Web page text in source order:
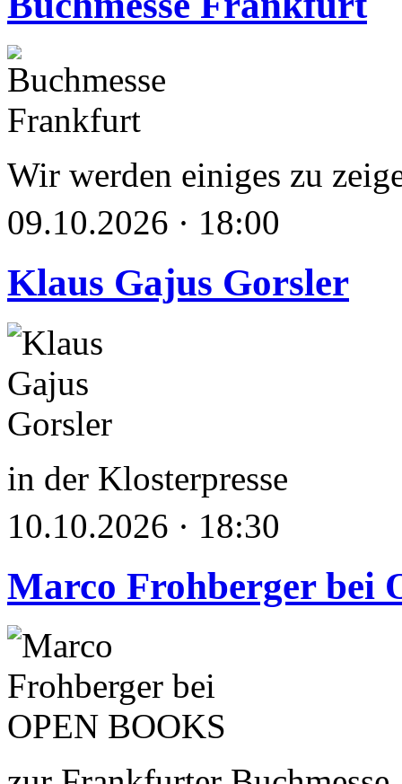
Wir werden einiges zu
09.10.2026 · 18:00
Klaus Gajus Gorsler
in der Klosterpresse
10.10.2026 · 18:30
Marco Frohberger bei